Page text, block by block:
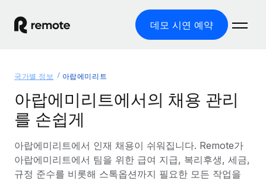
데모 시연 예약
글로벌 고용
글로벌 급여
규정을 준수하며 급여 지급을 손쉽게 처리
기록상 고용주(EOR)
솔루션
글로벌 서비스 제공
국가별 정보
리소스
도구 및 계산기
요금
국가별 정보 아랍에미리트
아랍에미리트에서의 채용 관리
를 손쉽게
아랍에미리트에서 인재 채용이 쉬워집니다. Remote가
아랍에미리트에서 팀을 위한 급여 지급, 복리후생, 세금,
규정 준수를 비롯해 스톡옵션까지 필요한 모든 작업을